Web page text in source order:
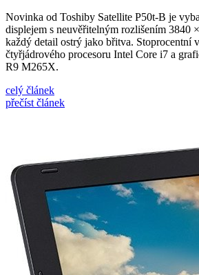
Novinka od Toshiby Satellite P50t-B je
displejem s neuvěřitelným rozlišením 3840
každý detail ostrý jako břitva. Stoprocentní
čtyřjádrového procesoru Intel Core i7 a
R9 M265X.
celý článek
přečíst článek